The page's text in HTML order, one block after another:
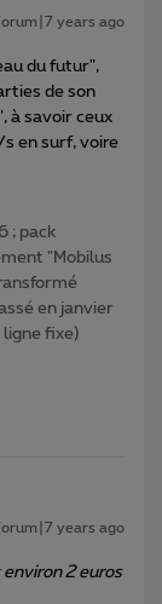
years ago
du futur",
de son
à savoir ceux
en surf, voire
; pack
"Mobilus
en janvier
ligne fixe)
years ago
2 euros